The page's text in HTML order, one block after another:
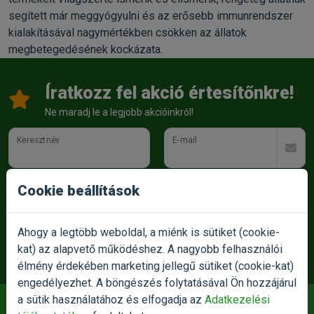
segített már meggyógyulni és az erősebb immunrendszer
kialakításával nagymértékben csökken az állatok
megbetegedésének kockázata.
Íratkozz fel akció értesítőnkre!
Ne maradj le a legjobb akcióinkról!
Keresztnév E-mail
AzAdatkezelési tájékoztatót
KÉREM AZ AKCIÓKAT
Cookie beállítások
Ahogy a legtöbb weboldal, a miénk is sütiket (cookie-
kat) az alapvető működéshez. A nagyobb felhasználói
élmény érdekében marketing jellegű sütiket (cookie-kat)
engedélyezhet. A böngészés folytatásával Ön hozzájárul
a sütik használatához és elfogadja az Adatkezelési